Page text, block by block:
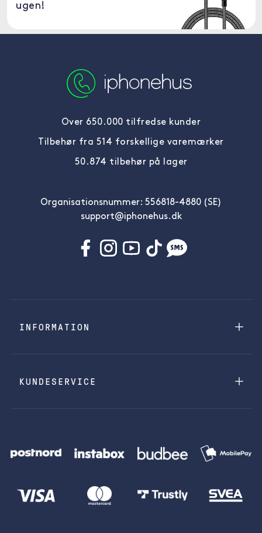
ugen!
Over 650.000 tilfredse kunder
Tilbehør fra 514 forskellige varemærker
50.874 tilbehør på lager
Organisationsnummer: 556818-4880 (SE)
support@iphonehus.dk
INFORMATION
KUNDESERVICE